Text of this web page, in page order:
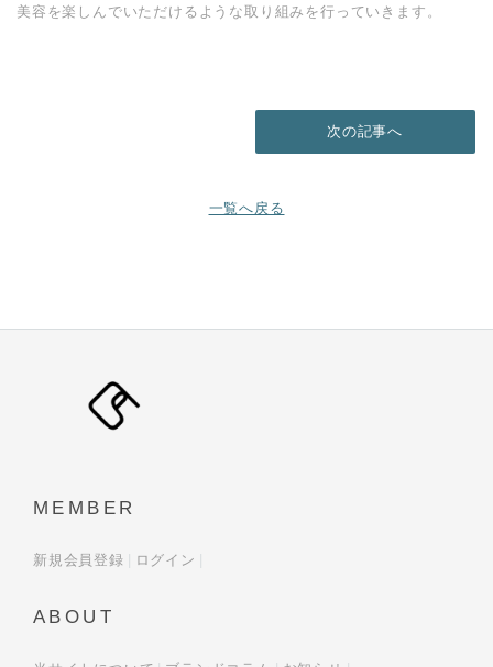
美容を楽しんでいただけるような取り組みを行っていきます。
一覧へ戻る
次の記事へ
MEMBER
新規会員登録 ログイン
ABOUT